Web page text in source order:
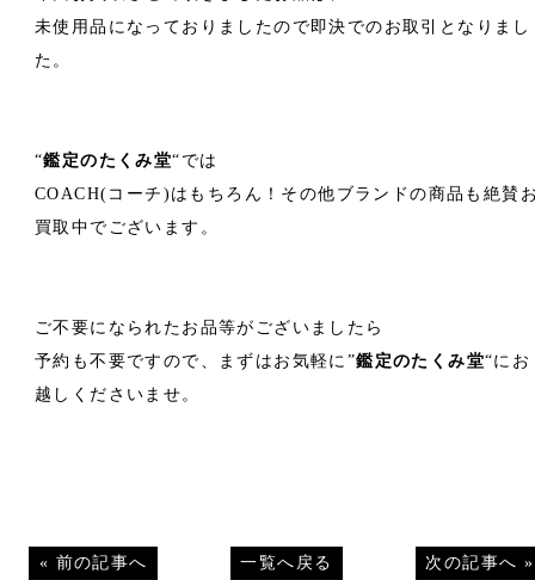
未使用品になっておりましたので即決でのお取引となりまし
た。
“鑑定のたくみ堂“では
COACH(コーチ)はもちろん！その他ブランドの商品も絶賛
買取中でございます。
ご不要になられたお品等がございましたら
予約も不要ですので、まずはお気軽に”鑑定のたくみ堂“にお
越しくださいませ。
« 前の記事へ 一覧へ戻る 次の記事へ »